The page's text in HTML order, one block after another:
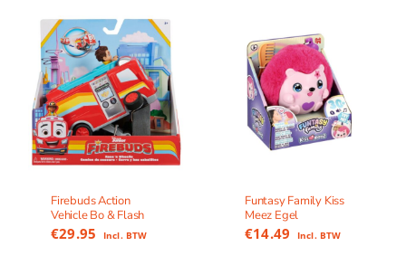
Firebuds Action
Vehicle Bo & Flash
€29.95 Incl. BTW
Funtasy Family Kiss
Meez Egel
€14.49 Incl. BTW